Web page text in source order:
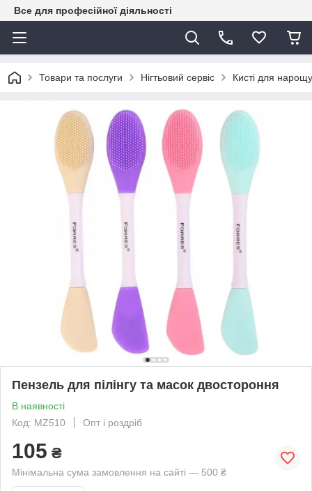
Все для професійної діяльності
Товари та послуги Нігтьовий сервіс Кисті для
Пензель для пілінгу та масок двостороння
В наявності
Код: MZ510
Опт і роздріб
105 ₴
Мінімальна сума замовлення на сайті — 500 ₴